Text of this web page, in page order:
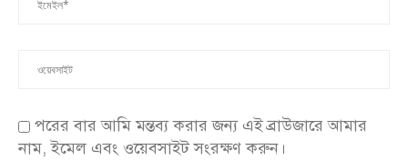
পরের বার আমি মন্তব্য করার জন্য এই ব্রাউজারে আমার
নাম, ইমেল এবং ওয়েবসাইট সংরক্ষণ করুন।